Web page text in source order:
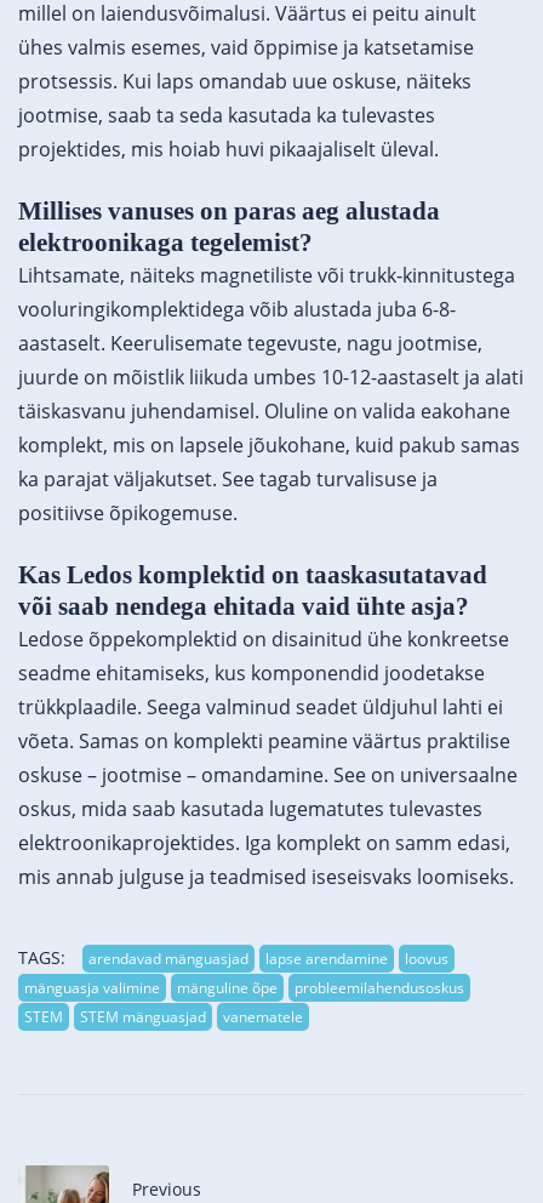
millel on laiendusvõimalusi. Väärtus ei peitu ainult
ühes valmis esemes, vaid õppimise ja katsetamise
protsessis. Kui laps omandab uue oskuse, näiteks
jootmise, saab ta seda kasutada ka tulevastes
projektides, mis hoiab huvi pikaajaliselt üleval.
Millises vanuses on paras aeg alustada
elektroonikaga tegelemist?
Lihtsamate, näiteks magnetiliste või trukk-kinnitustega
vooluringikomplektidega võib alustada juba 6-8-
aastaselt. Keerulisemate tegevuste, nagu jootmise,
juurde on mõistlik liikuda umbes 10-12-aastaselt ja alati
täiskasvanu juhendamisel. Oluline on valida eakohane
komplekt, mis on lapsele jõukohane, kuid pakub samas
ka parajat väljakutset. See tagab turvalisuse ja
positiivse õpikogemuse.
Kas Ledos komplektid on taaskasutatavad
või saab nendega ehitada vaid ühte asja?
Ledose õppekomplektid on disainitud ühe konkreetse
seadme ehitamiseks, kus komponendid joodetakse
trükkplaadile. Seega valminud seadet üldjuhul lahti ei
võeta. Samas on komplekti peamine väärtus praktilise
oskuse – jootmise – omandamine. See on universaalne
oskus, mida saab kasutada lugematutes tulevastes
elektroonikaprojektides. Iga komplekt on samm edasi,
mis annab julguse ja teadmised iseseisvaks loomiseks.
TAGS: arendavad mänguasjad lapse arendamine
loovus
mänguasja valimine
mänguline õpe
probleemilahendusoskus
STEM
STEM mänguasjad vanematele
Previous